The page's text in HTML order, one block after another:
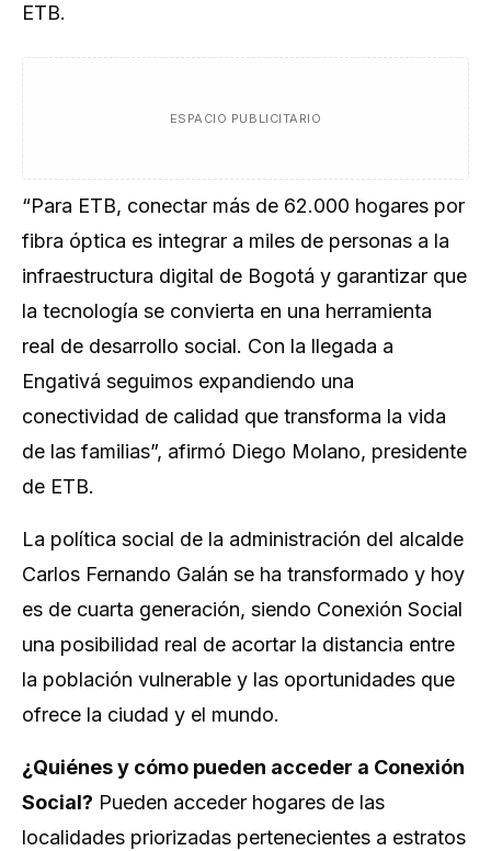
ETB.
ESPACIO PUBLICITARIO
“Para ETB, conectar más de 62.000 hogares por
fibra óptica es integrar a miles de personas a la
infraestructura digital de Bogotá y garantizar que
la tecnología se convierta en una herramienta
real de desarrollo social. Con la llegada a
Engativá seguimos expandiendo una
conectividad de calidad que transforma la vida
de las familias”, afirmó Diego Molano, presidente
de ETB.
La política social de la administración del alcalde
Carlos Fernando Galán se ha transformado y hoy
es de cuarta generación, siendo Conexión Social
una posibilidad real de acortar la distancia entre
la población vulnerable y las oportunidades que
ofrece la ciudad y el mundo.
¿Quiénes y cómo pueden acceder a Conexión
Social? Pueden acceder hogares de las
localidades priorizadas pertenecientes a estratos